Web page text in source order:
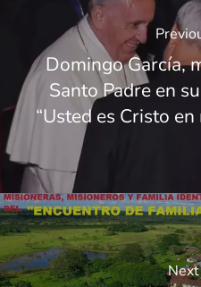
Domingo García,
Santo Padre en
“Usted es Cristo